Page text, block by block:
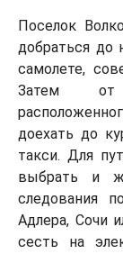
Поселок
добраться до
самолете,
Затем от
доехать до
такси. Для
выбрать и
следования
Адлера, Сочи
сесть на